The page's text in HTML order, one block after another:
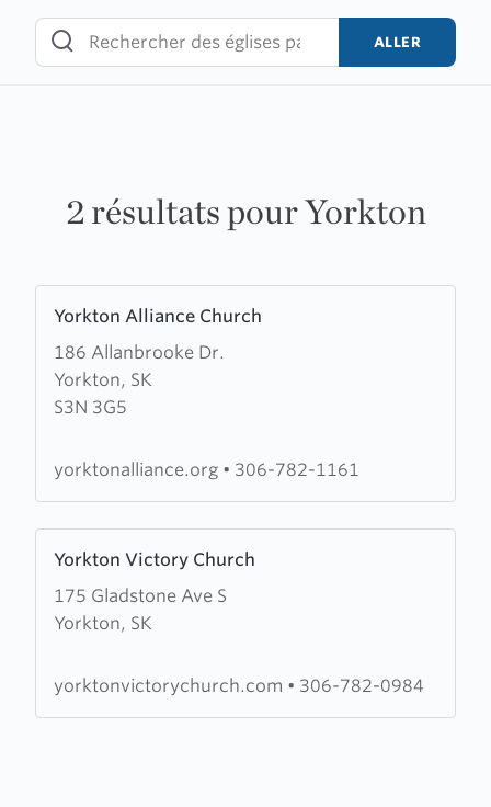
content
ALLER
2 résultats pour Yorkton
Yorkton Alliance Church
186 Allanbrooke Dr.
Yorkton, SK
S3N 3G5
more
about
Yorkton
Alliance
yorktonalliance.org • 306-782-1161
Yorkton Victory Church
175 Gladstone Ave S
Yorkton, SK
more
about
Yorkton
Church
yorktonvictorychurch.com • 306-782-0984